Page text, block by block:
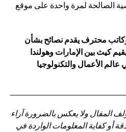
الصالحة لمرة واحدة على موقع
محترف يقدم نصائح بشأن
كيث بين الإمارات وهولندا
الأعمال والتكنولوجيا
المقال ولا يعكس بالضرورة آراء
أو كفاية المعلومات الواردة في